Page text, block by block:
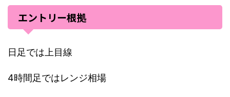
エントリー根拠
日足では上目線
4時間足ではレンジ相場